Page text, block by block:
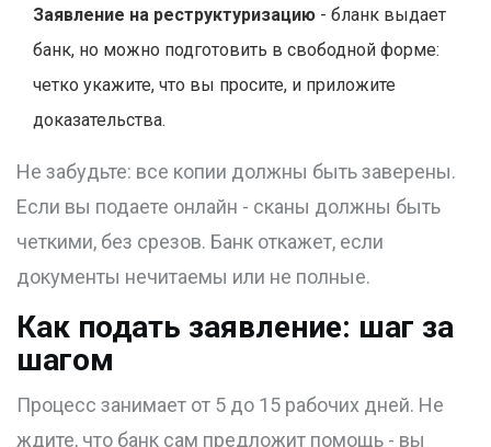
Заявление на реструктуризацию - бланк выдает
банк, но можно подготовить в свободной форме:
четко укажите, что вы просите, и приложите
доказательства.
Не забудьте: все копии должны быть заверены.
Если вы подаете онлайн - сканы должны быть
четкими, без срезов. Банк откажет, если
документы нечитаемы или не полные.
Как подать заявление: шаг за
шагом
Процесс занимает от 5 до 15 рабочих дней. Не
ждите, что банк сам предложит помощь - вы